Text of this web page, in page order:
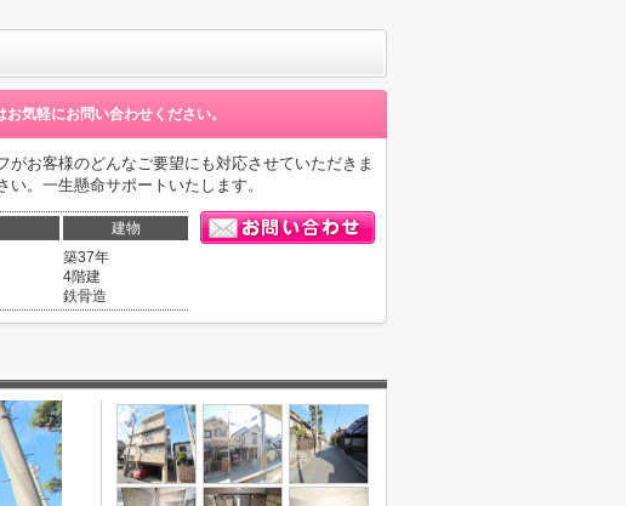
お気軽にお問い合わせください。
お客様のどんなご要望にも対応させていただきま
。一生懸命サポートいたします。
建物
築37年
4階建
鉄骨造